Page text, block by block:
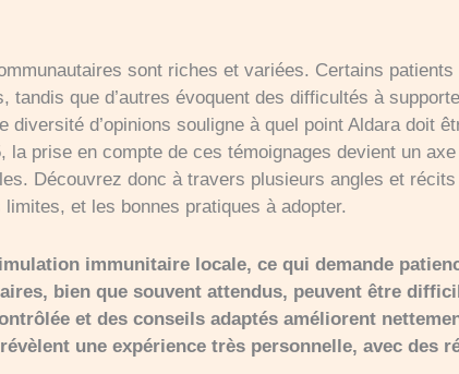
sont riches et variées. Certains
tandis que d’autres évoquent des difficultés à
diversité d’opinions souligne à quel point Aldara doit
la prise en compte de ces témoignages devient un
Découvrez donc à travers plusieurs angles et
et les bonnes pratiques à adopter.
immunitaire locale, ce qui demande
bien que souvent attendus, peuvent être
et des conseils adaptés améliorent
une expérience très personnelle, avec des